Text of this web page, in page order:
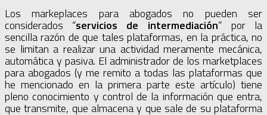
Los markeplaces para abogados no pueden ser
considerados “servicios de intermediación” por la
sencilla razón de que tales plataformas, en la práctica, no
se limitan a realizar una actividad meramente mecánica,
automática y pasiva. El administrador de los marketplaces
para abogados (y me remito a todas las plataformas que
he mencionado en la primera parte este artículo) tiene
pleno conocimiento y control de la información que entra,
que transmite, que almacena y que sale de su plataforma